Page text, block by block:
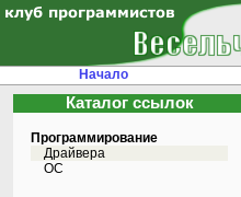
Начало
Каталог ссылок
Программирование
Драйвера
ОС